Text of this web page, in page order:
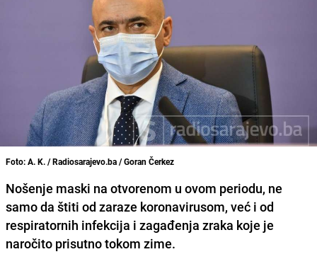
Foto: A. K. / Radiosarajevo.ba / Goran Čerkez
Nošenje maski na otvorenom u ovom periodu, ne
samo da štiti od zaraze koronavirusom, već i od
respiratornih infekcija i zagađenja zraka koje je
naročito prisutno tokom zime.